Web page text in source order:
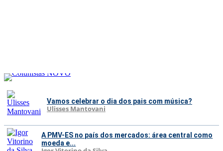
Vamos celebrar o dia dos pais com música?
Ulisses Mantovani
A PMV-ES no país dos mercados: área central como
moeda e...